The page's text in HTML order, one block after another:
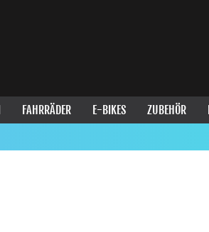
FAHRRÄDER E-BIKES ZUBEHÖR